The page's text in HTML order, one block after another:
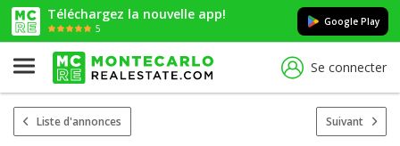
Téléchargez la nouvelle app!
5
Google Play
Se connecter
Liste d'annonces Suivant